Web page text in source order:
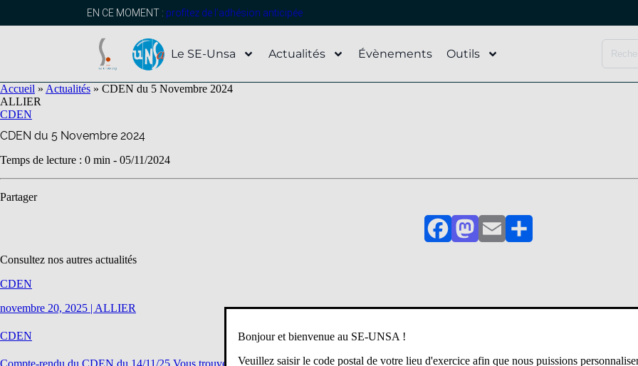
EN CE MOMENT : profitez de l’adhésion anticipée
Le SE-Unsa Actualités Évènements Outils
Accueil » Actualités » CDEN du 5 Novembre 2024
ALLIER
CDEN
CDEN du 5 Novembre 2024
Temps de lecture : 0 min - 05/11/2024
Partager
FacebookMastodon
EmailPartager
Consultez nos autres actualités
CDEN
novembre 20, 2025 | ALLIER
CDEN
Bonjour et bienvenue au SE-UNSA !
Veuillez saisir le code postal de votre lieu d'exercice afin que nous puissions